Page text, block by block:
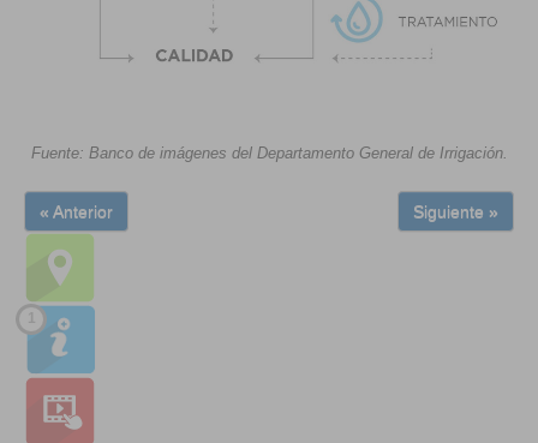
Fuente: Banco de imágenes del Departamento General de Irrigación.
« Anterior Siguiente »
1